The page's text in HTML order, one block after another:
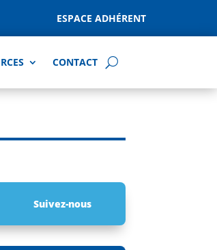
ESPACE ADHÉRENT
CONTACT
Suivez-nous